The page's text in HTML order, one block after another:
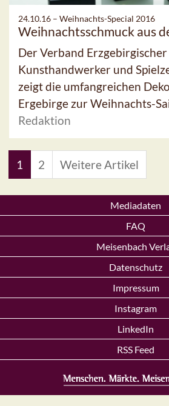
24.10.16 – Weihnachts-Special 2016
Weihnachtsschmuck aus
Der Verband Erzgebirgischer
Kunsthandwerker und
zeigt die umfangreichen
Ergebirge zur Weihnachts-
Redaktion
1 2 Weitere Artikel
Mediadaten
FAQ
Meisenbach
Datenschutz
Impressum
Instagram
LinkedIn
RSS Feed